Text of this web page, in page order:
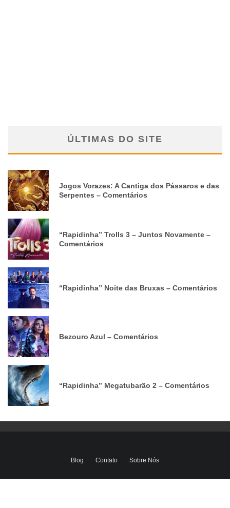
ÚLTIMAS DO SITE
Jogos Vorazes: A Cantiga dos Pássaros e das
Serpentes – Comentários
“Rapidinha” Trolls 3 – Juntos Novamente –
Comentários
“Rapidinha” Noite das Bruxas – Comentários
Bezouro Azul – Comentários
“Rapidinha” Megatubarão 2 – Comentários
Blog Contato Sobre Nós